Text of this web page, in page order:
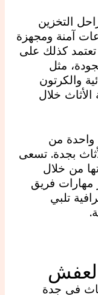
التخزين
آمنة ومجهزة
تعتمد كذلك على
مثل
والكرتون
خلال
من
بجدة. تسعى
من خلال
مهارات فريق
تلبي
في جدة